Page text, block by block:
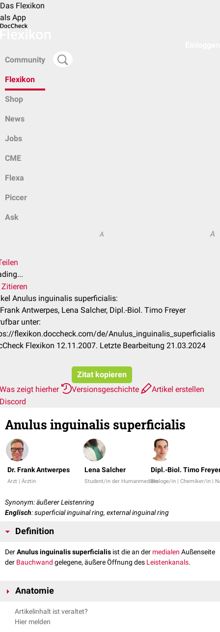
Das Flexikon
als App
Community
Flexikon
Shop
News
Jobs
CME
Flexa
Piccer
Ask
A A
Zitieren
Anulus inguinalis superficialis:
Antwerpes, Lena Salcher, Dipl.-Biol. Timo Freyer
unter:
flexikon.doccheck.com/de/Anulus_inguinalis_superficialis
Flexikon 12.11.2007. Letzte Bearbeitung 21.03.2024
Zitat kopieren
Was zeigt hierher
Versionsgeschichte
Artikel erstellen
Discord
Anulus inguinalis superficialis
Dr. Frank Antwerpes
Arzt | Ärztin
Lena Salcher
Student/in der Humanmedizin
Dipl.-Biol. Timo
Biologe/in | Chemiker/in |
Synonym: äußerer Leistenring
Englisch: superficial inguinal ring, external inguinal ring
Definition
DerAnulus inguinalis superficialis ist die an der medialen Außenseite
der Bauchwand gelegene, äußere Öffnung des Leistenkanals.
Anatomie
Der Anulus inguinalis superficialis ist eine schlitzförmige Öffnung in der
des
Artikelinhalt ist veraltet?
Hier melden